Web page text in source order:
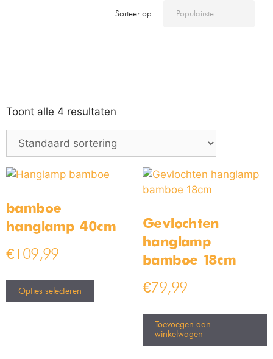
Sorteer op
Toont alle 4 resultaten
bamboe
hanglamp 40cm
€109,99
Opties selecteren
Gevlochten
hanglamp
bamboe 18cm
€79,99
Toevoegen aan
winkelwagen